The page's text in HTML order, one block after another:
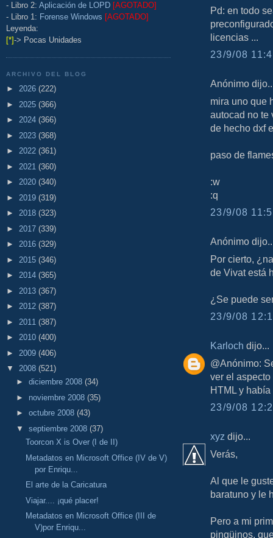
- Libro 2: Aplicación de LOPD [AGOTADO]
- Libro 1: Forense Windows [AGOTADO]
Leyenda:
[*]-> Pocas Unidades
ARCHIVO DEL BLOG
► 2026 (222)
► 2025 (366)
► 2024 (366)
► 2023 (368)
► 2022 (361)
► 2021 (360)
► 2020 (340)
► 2019 (319)
► 2018 (323)
► 2017 (339)
► 2016 (329)
► 2015 (346)
► 2014 (365)
► 2013 (367)
► 2012 (387)
► 2011 (387)
► 2010 (400)
► 2009 (406)
▼ 2008 (521)
► diciembre 2008 (34)
► noviembre 2008 (35)
► octubre 2008 (43)
▼ septiembre 2008 (37)
Toorcon X is Over (I de II)
Metadatos en Microsoft Office (IV de V)
por Enriqu...
El arte de la Caricatura
Viajar.... ¡qué placer!
Metadatos en Microsoft Office (III de
V)por Enriqu...
Pd: en todo
licencias ...
23/9/08
Anónimo
mira uno que
autocad no te
de hecho dxf
paso de
:w
:q
23/9/08
Anónimo
Por cierto,
de Vivat está
¿Se puede
23/9/08
Karloch dijo...
@Anónimo:
ver el
HTML y
23/9/08
xyz dijo...
Verás,
Al que le
baratuno y le
Pero a mi
pingüinos,